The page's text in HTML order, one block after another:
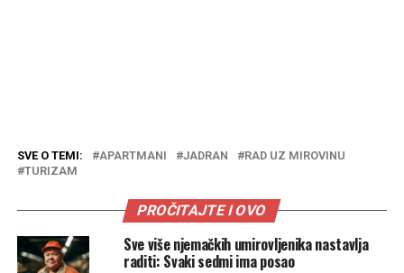
SVE O TEMI: APARTMANI JADRAN
RAD UZ MIROVINU
TURIZAM
PROČITAJTE I OVO
Sve više njemačkih umirovljenika nastavlja
raditi: Svaki sedmi ima posao